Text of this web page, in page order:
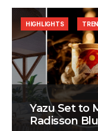
Yazu Set to
Radisson
HIGHLIGHTS